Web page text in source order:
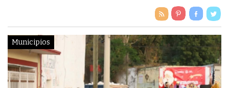
Municipios